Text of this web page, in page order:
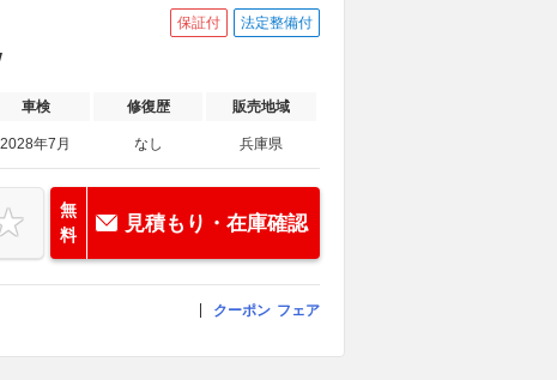
保証付 法定整備付
車検 修復歴 販売地域
2028年7月 なし 兵庫県
無
料
見積もり・在庫確認
クーポン フェア